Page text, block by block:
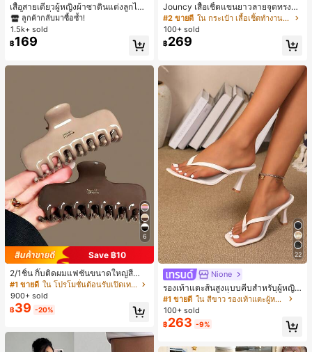
เสื้อสายเดี่ยวผู้หญิงผ้าซาตินแต่งลูกไม้
- เสื้อสายเดี่ยวฤดูร้อนสีคากีมีรอยผ่าด้า
นข้างที่น่าดึงดูดแบบสบายๆ
#1 ขายดี
ใน สีกากี เสื้อสตรี เสื้อเบลาส์ & Tee
ลูกค้ากลับมาซื้อซ้ำ!
#1 ขายดี
ใน สีกากี เสื้อสตรี เสื้อเบลาส์ & Tee
ลูกค้ากลับมาซื้อซ้ำ!
#1 ขายดี
ลูกค้ากลับมาซื้อซ้ำ!
1.5k+ sold
฿169
6
Save ฿10
2/1ชิ้น กิ๊บติดผมแฟชั่นขนาดใหญ่สีน้ำ
ตาลชานมสำหรับผู้หญิง เหมาะสำหรับก
ารอาบน้ำ ล้างหน้า และจัดแต่งทรงผม
#1 ขายดี
ใน โปรโมชั่นต้อนรับเปิดเทอม เครื่องประดับผมผู้หญิง
900+ sold
฿39 -20%
Jouncy เสื้อเชิ้ตแขนยาวลายจุดทรงหล
วมสำหรับผู้หญิง
#2 ขายดี
ใน กระเป๋า เสื้อเชิ้ตทำงานมีกระเป๋า
100+ sold
฿269
22
Nione
รองเท้าแตะส้นสูงแบบคีบสำหรับผู้หญิง
สไตล์คลาสสิก สีบล็อก สไตล์แฟรี่ฤดูร้อ
น ส้นเข็ม รองเท้าแตะแบบคีบ รองเท้าแ
ตะชายหาดแฟชั่นสายไขว้ รองเท้าผู้ห
ญิง สำหรับออฟฟิศ บ้าน กลางแจ้ง ดีไซ
น์หัวเหลี่ยม ชิคและหรูหรา สำหรับเดทไ
นท์
#1 ขายดี
ใน สีขาว รองเท้าแตะผู้หญิง
100+ sold
฿263 -9%